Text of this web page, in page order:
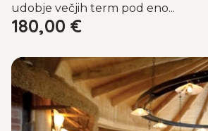
udobje večjih term pod eno...
180,00 €